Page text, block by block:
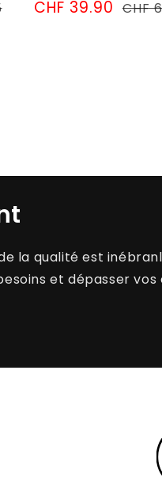
Prix
CHF 39.90 Prix
CHF
la qualité est
et dépasser